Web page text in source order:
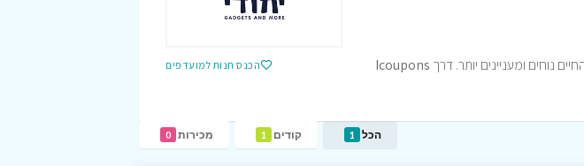
הכנס חנות למועדפים נוחים ומעניינים יותר. דרך Icoupons
הכל 1 קודים 1 מכירות 0